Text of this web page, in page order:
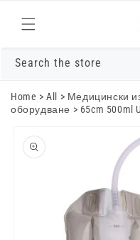
към
съдържанието
Search the store
Home >All > Медицински
оборудване > 65cm 500ml
информацията
за продукта